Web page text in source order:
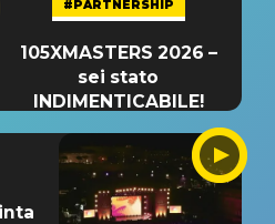
#PARTNERSHIP
105XMASTERS 2026 –
sei stato
INDIMENTICABILE!